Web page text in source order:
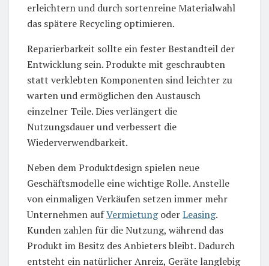
erleichtern und durch sortenreine Materialwahl
das spätere Recycling optimieren.
Reparierbarkeit sollte ein fester Bestandteil der
Entwicklung sein. Produkte mit geschraubten
statt verklebten Komponenten sind leichter zu
warten und ermöglichen den Austausch
einzelner Teile. Dies verlängert die
Nutzungsdauer und verbessert die
Wiederverwendbarkeit.
Neben dem Produktdesign spielen neue
Geschäftsmodelle eine wichtige Rolle. Anstelle
von einmaligen Verkäufen setzen immer mehr
Unternehmen aufVermietungoderLeasing.
Kunden zahlen für die Nutzung, während das
Produkt im Besitz des Anbieters bleibt. Dadurch
entsteht ein natürlicher Anreiz, Geräte langlebig